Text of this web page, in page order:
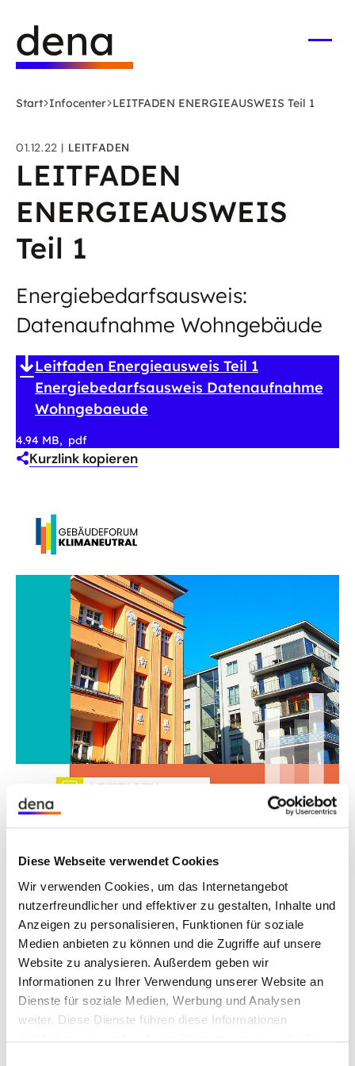
Diese Webseite verwendet Cookies
Wir verwenden Cookies, um das Internetangebot
nutzerfreundlicher und effektiver zu gestalten, Inhalte und
Anzeigen zu personalisieren, Funktionen für soziale
Medien anbieten zu können und die Zugriffe auf unsere
Website zu analysieren. Außerdem geben wir
Informationen zu Ihrer Verwendung unserer Website an
Dienste für soziale Medien, Werbung und Analysen
weiter. Diese Dienste führen diese Informationen
Hauptinhalt
springen
Deutsche
Energie-
Agentur
-
Startseite
Start Infocenter LEITFADEN ENERGIEAUSWEIS Teil 1
01.12.22 LEITFADEN
LEITFADEN
ENERGIEAUSWEIS
Teil 1
Energiebedarfsausweis:
Datenaufnahme Wohngebäude
Leitfaden Energieausweis Teil 1
Energiebedarfsausweis Datenaufnahme
Wohngebaeude
4.94 MB pdf
Kurzlink kopieren
Die dena stellt mit der Reihe „Leitfaden
Energieausweis“ alle notwendigen Grundlagen für
die Ausstellung von Energieausweisen zur
Bereich der Energieausweis-Erstellung, die sich
einen Überblick über das komplexe Thema
verschaffen möchten.
Der erste Teil der Leitfaden-Serie erläutert die
korrekte Vorgehensweise bei der Datenaufnahme
für den bedarfsorientierten Energieausweis von